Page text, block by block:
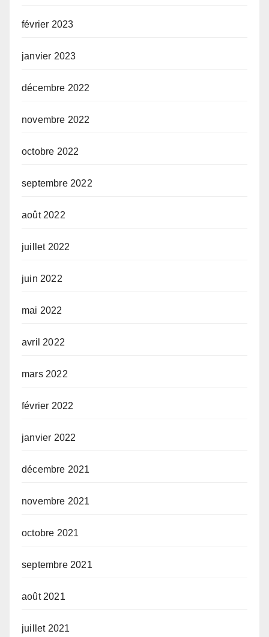
février 2023
janvier 2023
décembre 2022
novembre 2022
octobre 2022
septembre 2022
août 2022
juillet 2022
juin 2022
mai 2022
avril 2022
mars 2022
février 2022
janvier 2022
décembre 2021
novembre 2021
octobre 2021
septembre 2021
août 2021
juillet 2021